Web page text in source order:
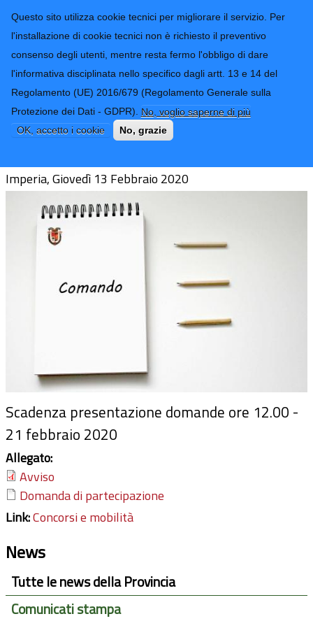
Questo sito utilizza cookie tecnici per migliorare il servizio. Per
l'installazione di cookie tecnici non è richiesto il preventivo
consenso degli utenti, mentre resta fermo l'obbligo di dare
l'informativa disciplinata nello specifico dagli artt. 13 e 14 del
Regolamento (UE) 2016/679 (Regolamento Generale sulla
Protezione dei Dati - GDPR). No, voglio saperne di più
OK, accetto i cookie
No, grazie
Provincia di
Imperia
CONTATTI-URP
TRASPARENZA
Form di ricerca
Avviso pubblico per comando Agente
di Polizia Locale Istruttore Cat. C.
Imperia, Giovedì 13 Febbraio 2020
Scadenza presentazione domande ore 12.00 -
21 febbraio 2020
Allegato:
Avviso
Domanda di partecipazione
Link:Concorsi e mobilità
News
Tutte le news della Provincia
Comunicati stampa